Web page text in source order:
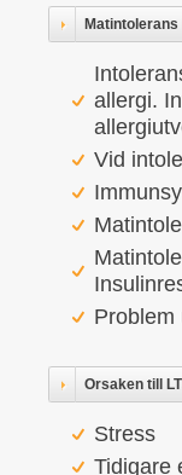
Matintolerans
allergi.
Vid
Problem
Orsaken till
Stress
Tidigare